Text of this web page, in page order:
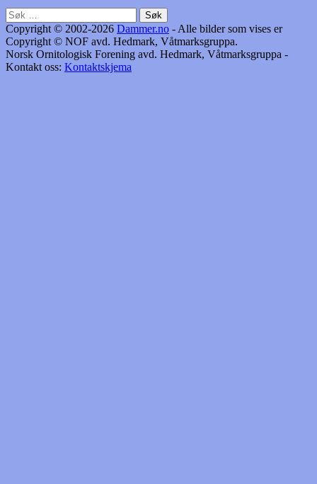
Søk
etter:
Copyright © 2002-2026 Dammer.no - Alle bilder som vises er
Copyright © NOF avd. Hedmark, Våtmarksgruppa.
Norsk Ornitologisk Forening avd. Hedmark, Våtmarksgruppa -
Kontakt oss: Kontaktskjema